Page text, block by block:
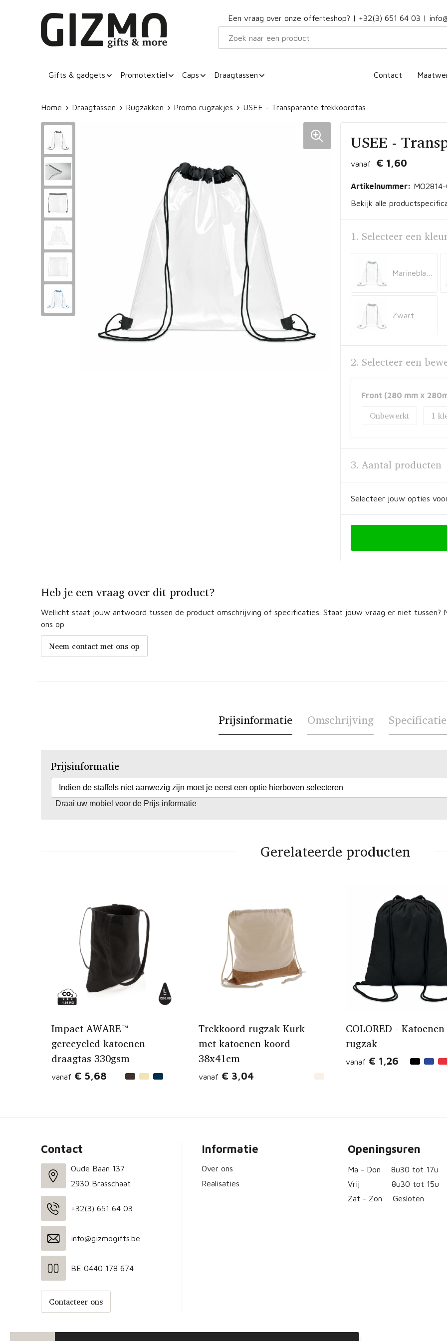
Een vraag over onze offerteshop? | +32(3) 651 64 03 |
Gifts & gadgets Promotextiel Caps Draagtassen Contact
Home Draagtassen Rugzakken Promo rugzakjes USEE - Transparante trekkoordtas
USEE -
vanaf € 1,60
Artikelnummer:
Bekijk alle
1. Selecteer een
Zwart
2. Selecteer een
Front (280 mm x
Onbewerkt 1
3. Aantal producten
Selecteer jouw opties
Heb je een vraag over dit product?
Wellicht staat jouw antwoord tussen de product omschrijving of specificaties. Staat jouw vraag er niet tussen?
ons op
Neem contact met ons op
Prijsinformatie Omschrijving
Prijsinformatie
Indien de staffels niet aanwezig zijn moet je eerst een optie hierboven selecteren
Draai uw mobiel voor de Prijs informatie
Gerelateerde producten
Impact AWARE™
gerecycled katoenen
draagtas 330gsm
vanaf € 5,68
Trekkoord rugzak Kurk
met katoenen koord
38x41cm
vanaf € 3,04
COLORED - Katoenen
rugzak
vanaf € 1,26
Contact
Oude Baan 137
2930 Brasschaat
+32(3) 651 64 03
info@gizmogifts.be
BE 0440 178 674
Contacteer ons
Informatie
Over ons
Realisaties
Openingsuren
Ma - Don
8u30 tot 17u
Vrij
8u30 tot 15u
Zat - Zon
Gesloten